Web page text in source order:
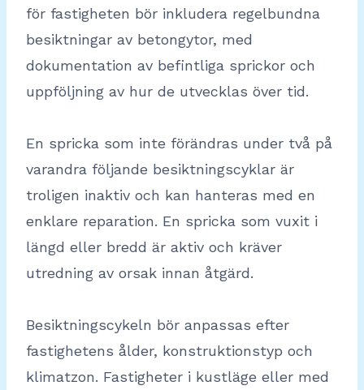
för fastigheten bör inkludera regelbundna
besiktningar av betongytor, med
dokumentation av befintliga sprickor och
uppföljning av hur de utvecklas över tid.
En spricka som inte förändras under två på
varandra följande besiktningscyklar är
troligen inaktiv och kan hanteras med en
enklare reparation. En spricka som vuxit i
längd eller bredd är aktiv och kräver
utredning av orsak innan åtgärd.
Besiktningscykeln bör anpassas efter
fastighetens ålder, konstruktionstyp och
klimatzon. Fastigheter i kustläge eller med